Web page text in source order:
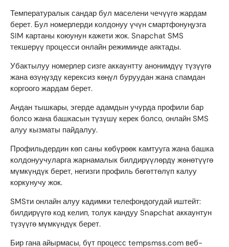
Температуралык сандар бул маселени чечүүгө жардам
берет. Бул номерлерди колдонуу үчүн смартфонуңузга
SIM картаны коюунун кажети жок. Snapchat SMS
текшерүү процесси онлайн режиминде аяктады.
Убактылуу номерлер сизге аккаунтту анонимдүү түзүүгө
жана өзүңүздү керексиз көңүл буруудан жана спамдан
коргоого жардам берет.
Андан тышкары, эгерде адамдын учурда профили бар
болсо жана башкасын түзүшү керек болсо, онлайн SMS
алуу кызматы пайдалуу.
Профильдердин көп саны көбүрөөк камтууга жана башка
колдонуучуларга жарнамалык билдирүүлөрдү жөнөтүүгө
мүмкүндүк берет, негизги профиль бөгөттөлүп калуу
коркунучу жок.
SMSти онлайн алуу кадимки телефондогудай иштейт:
билдирүүгө код келип, толук кандуу Snapchat аккаунтун
түзүүгө мүмкүндүк берет.
Бир гана айырмасы, бүт процесс tempsmss.com веб-